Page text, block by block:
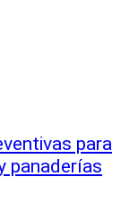
para
panaderías